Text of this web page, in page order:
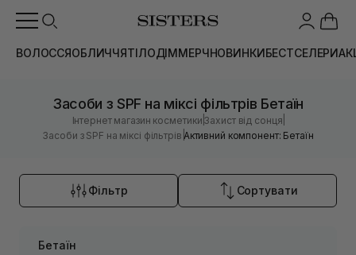
ВОЛОССЯОБЛИЧЧЯТІЛОДІММЕРЧНОВИНКИБЕСТСЕЛЕРИ
Засоби з SPF на міксі фільтрів Бетаїн
Інтернет магазин косметики |Захист від сонця
Засоби з SPF на міксі фільтрів |Активний компонент: Бетаїн
Фільтр Сортувати
Бетаїн